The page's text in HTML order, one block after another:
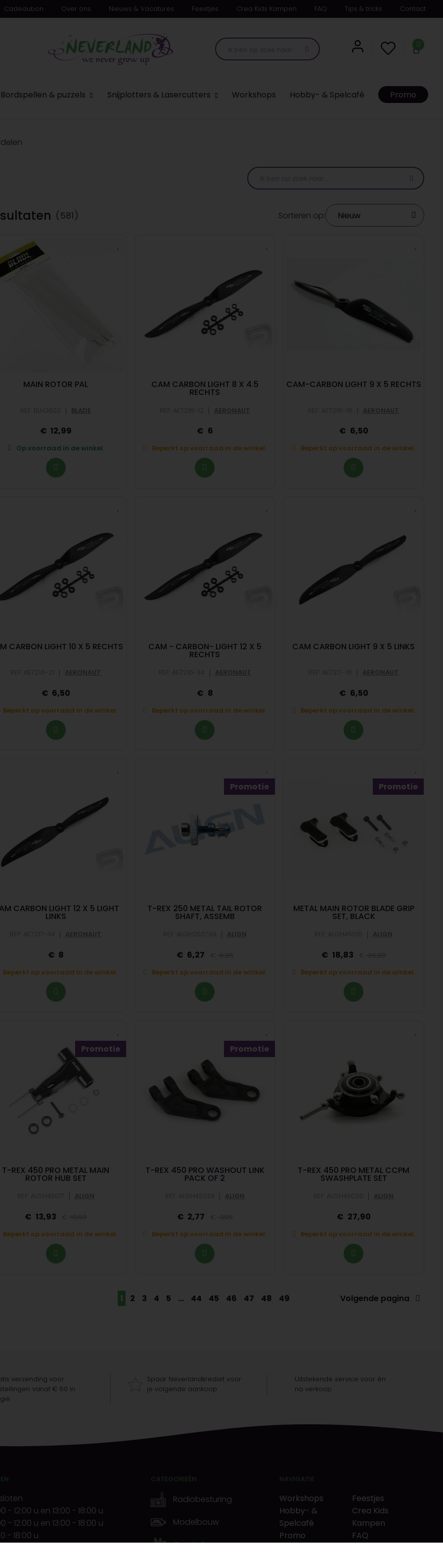
Cadeaubon Over ons Nieuws & Vacatures Feestjes Crea Kids Kampen FAQ Tips & tricks Contact
0
Bordspellen & puzzels Snijplotters & Lasercutters Workshops Hobby- & Spelcafé Promo
(581) Sorteren op:
MAIN ROTOR PAL
| BLADE
12,99
Op voorraad in de winkel.
CAM CARBON LIGHT 8 X 4.5
RECHTS
| AERONAUT
6
Beperkt op voorraad in de winkel.
CAM-CARBON LIGHT 9 X 5 RECHTS
| AERONAUT
6,50
Beperkt op voorraad in de winkel.
CARBON LIGHT 10 X 5 RECHTS
| AERONAUT
6,50
Beperkt op voorraad in de winkel.
CAM - CARBON- LIGHT 12 X 5
RECHTS
REF: AE7216-34 | AERONAUT
8
Beperkt op voorraad in de winkel.
CAM CARBON LIGHT 9 X 5 LINKS
| AERONAUT
6,50
Beperkt op voorraad in de winkel.
CARBON LIGHT 12 X 5 LIGHT
LINKS
REF: AE7217-34 | AERONAUT
8
Beperkt op voorraad in de winkel.
Promotie
T-REX 250 METAL TAIL ROTOR
SHAFT, ASSEMB
| ALIGN
6,27
8,95
Beperkt op voorraad in de winkel.
Promotie
METAL MAIN ROTOR BLADE GRIP
SET, BLACK
REF: ALGH45016 | ALIGN
18,83
26,90
Beperkt op voorraad in de winkel.
Promotie
T-REX 450 PRO METAL MAIN
ROTOR HUB SET
REF: ALGH45017 | ALIGN
13,93
19,90
Beperkt op voorraad in de winkel.
Promotie
T-REX 450 PRO WASHOUT LINK
PACK OF 2
REF: ALGH45024 | ALIGN
2,77
3,95
Beperkt op voorraad in de winkel.
T-REX 450 PRO METAL CCPM
SWASHPLATE SET
REF: ALGH45026 | ALIGN
27,90
Beperkt op voorraad in de winkel.
1 2 3 4 5 ... 44 45 46 47 48 49 Volgende pagina
verzending voor
vanaf € 60 in
Spaar Neverlandkrediet voor
je volgende aankoop
Uitstekende service voor én
na verkoop
- 12:00 u en 13:00 - 18:00 u
- 12:00 u en 13:00 - 18:00 u
- 18:00 u
CATEGORIEËN
Radiobesturing
Modelbouw
Creatief
NAVIGATIE
Workshops
Hobby- &
Spelcafé
Promo
Feestjes
Crea Kids
Kampen
FAQ